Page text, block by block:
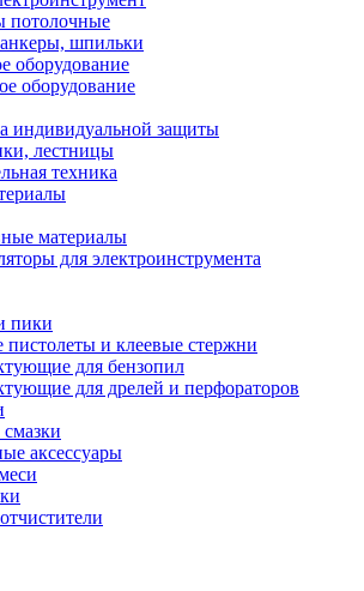
потолочные
шпильки
оборудование
оборудование
индивидуальной защиты
лестницы
техника
материалы
для электроинструмента
пики
пистолеты и клеевые стержни
для бензопил
для дрелей и перфораторов
аксессуары